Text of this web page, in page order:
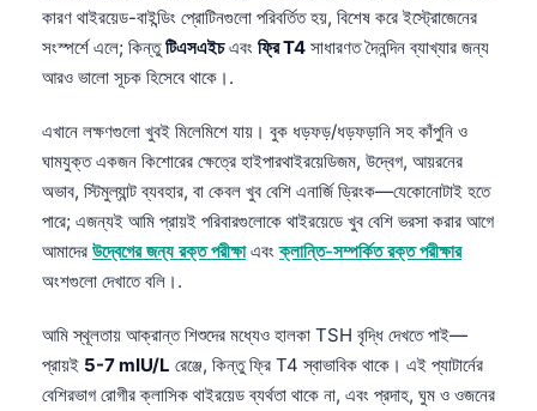
কারণ থাইরয়েড-বাইন্ডিং প্রোটিনগুলো পরিবর্তিত হয়, বিশেষ করে ইস্ট্রোজেনের
সংস্পর্শে এলে; কিন্তুটিএসএইচএবং ফ্রি T4 সাধারণত দৈনন্দিন ব্যাখ্যার জন্য
আরও ভালো সূচক হিসেবে থাকে।.
এখানে লক্ষণগুলো খুবই মিলেমিশে যায়। বুক ধড়ফড়/ধড়ফড়ানি সহ কাঁপুনি ও
ঘামযুক্ত একজন কিশোরের ক্ষেত্রে হাইপারথাইরয়েডিজম, উদ্বেগ, আয়রনের
অভাব, স্টিমুল্যান্ট ব্যবহার, বা কেবল খুব বেশি এনার্জি ড্রিংক—যেকোনোটাই হতে
পারে; এজন্যই আমি প্রায়ই পরিবারগুলোকে থাইরয়েডে খুব বেশি ভরসা করার আগে
আমাদের উদ্বেগের জন্য রক্ত পরীক্ষাএবংক্লান্তি-সম্পর্কিত রক্ত পরীক্ষার
অংশগুলো দেখাতে বলি।.
আমি স্থূলতায় আক্রান্ত শিশুদের মধ্যেও হালকা TSH বৃদ্ধি দেখতে পাই—
প্রায়ই 5-7 mIU/L রেঞ্জে, কিন্তু ফ্রি T4 স্বাভাবিক থাকে। এই প্যাটার্নের
বেশিরভাগ রোগীর ক্লাসিক থাইরয়েড ব্যর্থতা থাকে না, এবং প্রদাহ, ঘুম ও ওজনের